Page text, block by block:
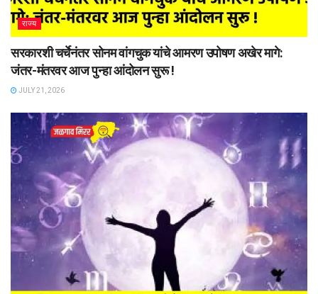
राज्य
सरकारशी चर्चेनंतर सोनम वांगचुक यांचे आमरण उपोषण अखेर मागे:
जंतर-मंतरवर आज पुन्हा आंदोलन सुरू !
JULY 21, 2026